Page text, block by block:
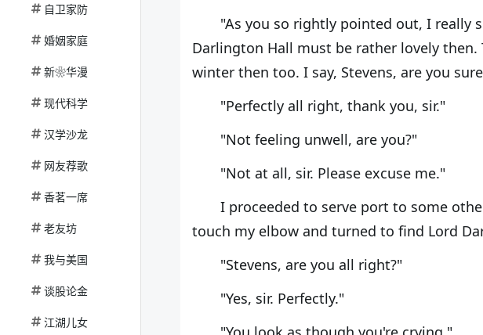
自卫家防
婚姻家庭
新❀华漫
现代科学
汉学沙龙
网友荐歌
香茗一席
老友坊
我与美国
谈股论金
江湖儿女
"As you so rightly pointed out, I really
Darlington Hall must be rather lovely
winter then too. I say, Stevens, are you
"Perfectly all right, thank you, sir."
"Not feeling unwell, are you?"
"Not at all, sir. Please excuse me."
I proceeded to serve port to some
touch my elbow and turned to find Lord
"Stevens, are you all right?"
"Yes, sir. Perfectly."